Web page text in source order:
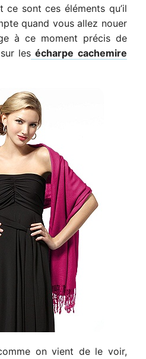
ce sont ces éléments qu’il
quand vous allez nouer
à ce moment précis de
les écharpe cachemire
on vient de le voir,